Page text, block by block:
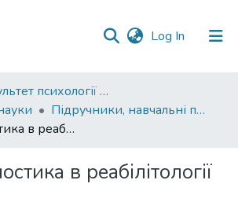
Log In (current)
10. Факультет психології та соціальної роботи
Підручники, навчальні посібники та інші науково- та навчально-методичні праці ФПСР (Психологічні науки)
Психодіагностика в реабілітології
в реабілітології